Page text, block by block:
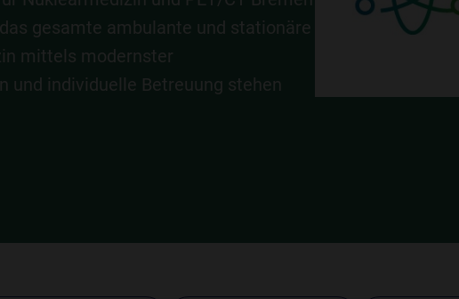
gesamte ambulante und stationäre
mittels modernster
und individuelle Betreuung stehen